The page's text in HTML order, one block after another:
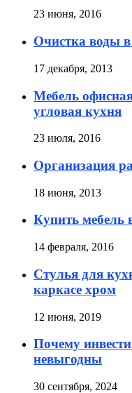
23 июня, 2016
Очистка воды в
17 декабря, 2013
Мебель
угловая кухня
23 июля, 2016
Организация
18 июня, 2013
Купить мебель
14 февраля, 2016
Стулья для
каркасе хром
12 июня, 2019
Почему
невыгодны
30 сентября, 2024